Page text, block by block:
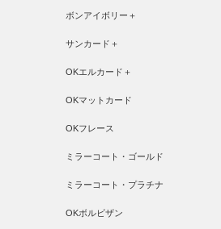
ボンアイボリー＋
サンカード＋
OKエルカード＋
OKマットカード
OKフレース
ミラーコート・ゴールド
ミラーコート・プラチナ
OKボルビザン